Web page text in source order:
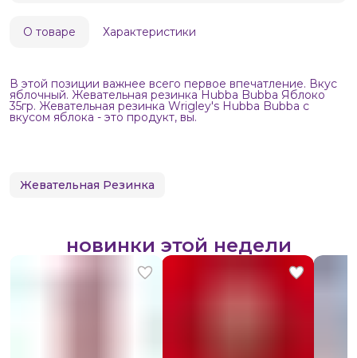
О товаре Характеристики
В этой позиции важнее всего первое впечатление. Вкус
яблочный. Жевательная резинка Hubba Bubba Яблоко
35гр. Жевательная резинка Wrigley's Hubba Bubba с
вкусом яблока - это продукт, вы.
Жевательная Резинка
новинки этой недели